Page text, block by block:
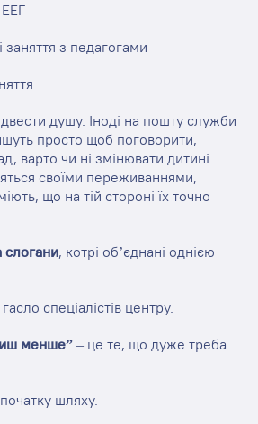
заняття з педагогами
душу. Іноді на пошту служби
просто щоб поговорити,
варто чи ні змінювати дитині
своїми переживаннями,
що на тій стороні їх точно
слогани, котрі об’єднані однією
спеціалістів центру.
менше” – це те, що дуже треба
шляху.